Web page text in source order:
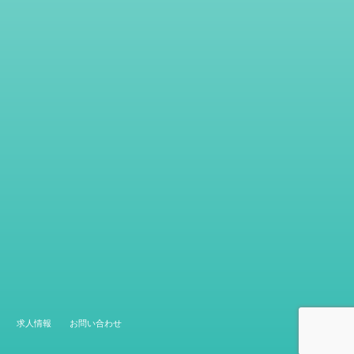
求人情報 お問い合わせ